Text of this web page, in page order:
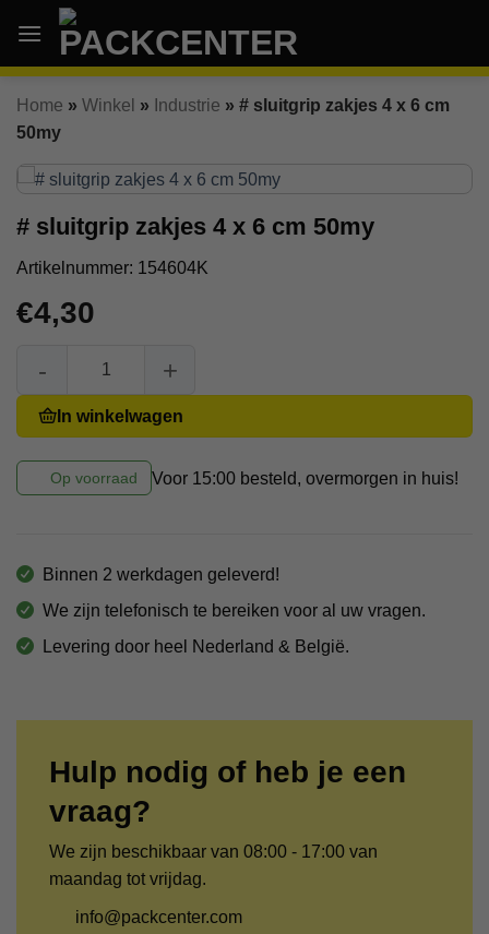
naar
inhoud
Home » Winkel » Industrie » # sluitgrip zakjes 4 x 6 cm
50my
# sluitgrip zakjes 4 x 6 cm 50my
Artikelnummer: 154604K
€4,30
# sluitgrip zakjes 4 x 6 cm 50my aantal
In winkelwagen
Op voorraad Voor 15:00 besteld, overmorgen in huis!
Binnen 2 werkdagen geleverd!
We zijn telefonisch te bereiken voor al uw vragen.
Levering door heel Nederland & België.
Hulp nodig of heb je een
vraag?
We zijn beschikbaar van 08:00 - 17:00 van
maandag tot vrijdag.
info@packcenter.com